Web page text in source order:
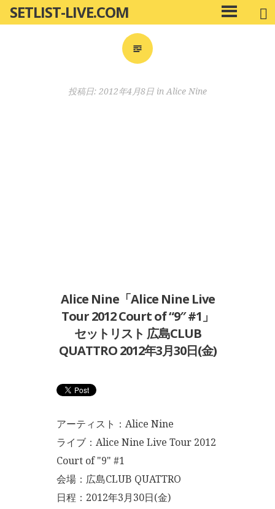
ン
SETLIST-LIVE.COM
メ
イ
投稿日: 2012年4月8日 inAlice Nine
Alice Nine「Alice Nine Live
Tour 2012 Court of “9″ #1」
セットリスト 広島CLUB
QUATTRO 2012年3月30日(金)
アーティスト：Alice Nine
ライブ：Alice Nine Live Tour 2012
Court of "9" #1
会場：広島CLUB QUATTRO
日程：2012年3月30日(金)